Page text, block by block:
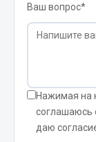
Тормозная
Двигатель
Система
Система
Сцепление
Ваш вопрос*
Нажимая на
соглашаюсь
даю